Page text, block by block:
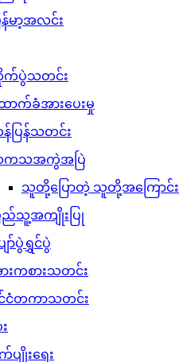
န်မာ့အလင်း
ပွဲသတင်း
ာက်ခံအားပေးမှု
ပြန်သတင်း
ကသအကွဲအပြဲ
သူတို့ပြောတဲ့ သူတို့အကြောင်း
ြည်သူ့အကျိုးပြု
ော်ပွဲရွှင်ပွဲ
းကစားသတင်း
ငံတကာသတင်း
ပျိုးရေး